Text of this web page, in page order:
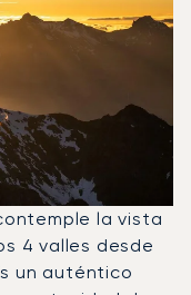
la vista
4 valles desde
un auténtico